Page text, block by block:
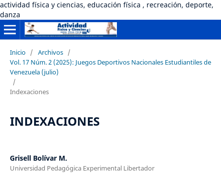
actividad física y ciencias, educación física , recreación, deporte,
danza
Inicio / Archivos /
Vol. 17 Núm. 2 (2025): Juegos Deportivos Nacionales Estudiantiles de
Venezuela (julio)
/
Indexaciones
INDEXACIONES
Grisell Bolívar M.
Universidad Pedagógica Experimental Libertador